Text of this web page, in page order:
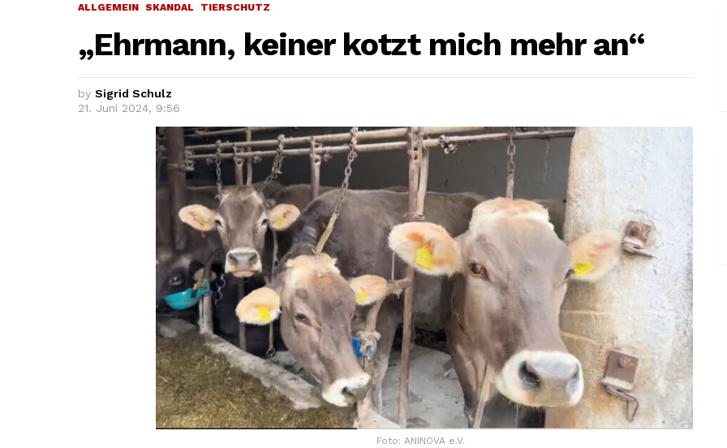
ALLGEMEIN SKANDAL TIERSCHUTZ
„Ehrmann, keiner kotzt mich mehr an“
by Sigrid Schulz
21. Juni 2024, 9:56
Foto: ANINOVA e.V.